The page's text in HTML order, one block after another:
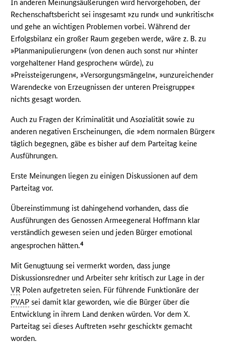
In anderen Meinungsäußerungen wird hervorgehoben, der
Rechenschaftsbericht sei insgesamt »zu rund« und »unkritisch«
und gehe an wichtigen Problemen vorbei. Während der
Erfolgsbilanz ein großer Raum gegeben werde, wäre z. B. zu
»Planmanipulierungen« (von denen auch sonst nur »hinter
vorgehaltener Hand gesprochen« würde), zu
»Preissteigerungen«, »Versorgungsmängeln«, »unzureichender
Warendecke von Erzeugnissen der unteren Preisgruppe«
nichts gesagt worden.
Auch zu Fragen der Kriminalität und Asozialität sowie zu
anderen negativen Erscheinungen, die »dem normalen Bürger«
täglich begegnen, gäbe es bisher auf dem Parteitag keine
Ausführungen.
Erste Meinungen liegen zu einigen Diskussionen auf dem
Parteitag vor.
Übereinstimmung ist dahingehend vorhanden, dass die
Ausführungen des Genossen Armeegeneral Hoffmann klar
verständlich gewesen seien und jeden Bürger emotional
angesprochen hätten.4
Mit Genugtuung sei vermerkt worden, dass junge
Diskussionsredner und Arbeiter sehr kritisch zur Lage in der
VR Polen aufgetreten seien. Für führende Funktionäre der
PVAP sei damit klar geworden, wie die Bürger über die
Entwicklung in ihrem Land denken würden. Vor dem X.
Parteitag sei dieses Auftreten »sehr geschickt« gemacht
worden.